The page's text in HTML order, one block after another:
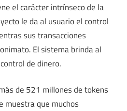
el carácter intrínseco de la
le da al usuario el control
sus transacciones
El sistema brinda al
de dinero.
de 521 millones de tokens
muestra que muchos